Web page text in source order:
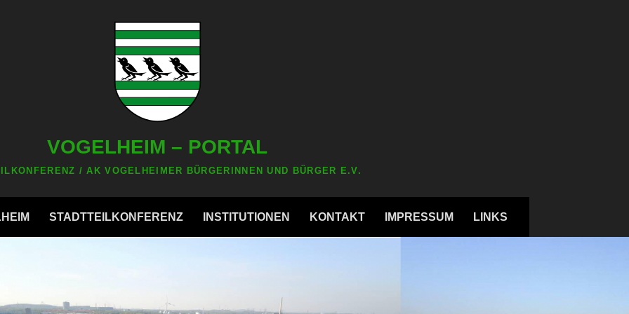
VOGELHEIM – PORTAL
/ AK VOGELHEIMER BÜRGERINNEN UND BÜRGER E.V.
STADTTEILKONFERENZ INSTITUTIONEN KONTAKT IMPRESSUM LINKS